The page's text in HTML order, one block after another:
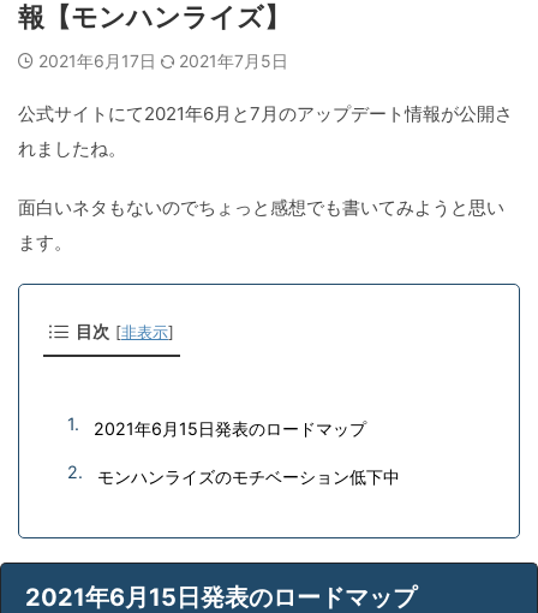
報【モンハンライズ】
2021年6月17日 2021年7月5日
公式サイトにて2021年6月と7月のアップデート情報が公開さ
れましたね。
面白いネタもないのでちょっと感想でも書いてみようと思い
ます。
目次 [非表示]
2021年6月15日発表のロードマップ
モンハンライズのモチベーション低下中
2021年6月15日発表のロードマップ